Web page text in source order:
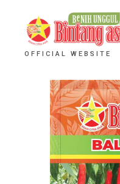
OFFICIAL WEBSITE